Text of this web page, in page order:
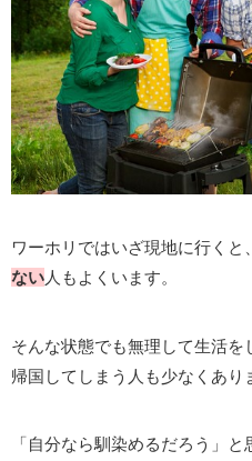
ワーホリではいざ現地に行くと、
ない人もよくいます。
そんな状態でも無理して生活
帰国してしまう人も少なくあり
「自分なら馴染めるだろう」